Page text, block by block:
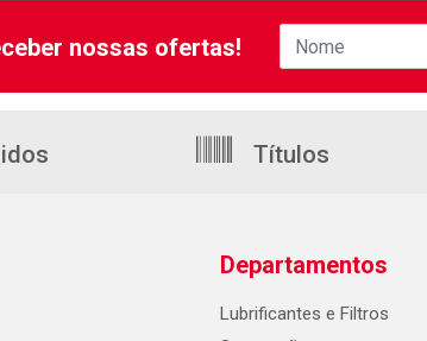
nossas ofertas!
Títulos
Departamentos
Lubrificantes e Filtros